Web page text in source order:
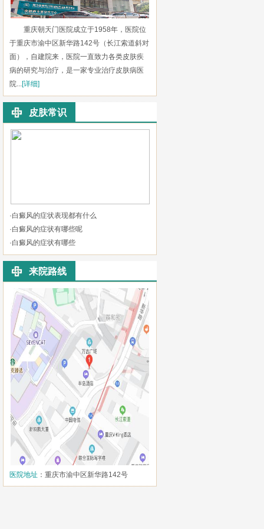
重庆朝天门医院成立于1958年，医院位
于重庆市渝中区新华路142号（长江索道斜对
面），自建院来，医院一直致力各类皮肤疾
病的研究与治疗，是一家专业治疗皮肤病医
院... [详细]
皮肤常识
·白癜风的症状表现都有什么
·白癜风的症状有哪些呢
·白癜风的症状有哪些
来院路线
医院地址 ：重庆市渝中区新华路142号